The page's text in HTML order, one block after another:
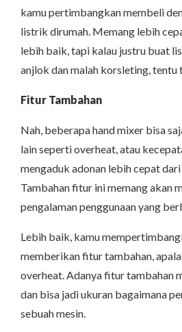
kamu pertimbangkan membeli
listrik dirumah. Memang lebih
lebih baik, tapi kalau justru buat
anjlok dan malah korsleting, tentu
Fitur Tambahan
Nah, beberapa hand mixer bisa
lain seperti overheat, atau
mengaduk adonan lebih cepat
Tambahan fitur ini memang akan
pengalaman penggunaan yang
Lebih baik, kamu
memberikan fitur tambahan,
overheat. Adanya fitur tambahan
dan bisa jadi ukuran bagaimana
sebuah mesin.